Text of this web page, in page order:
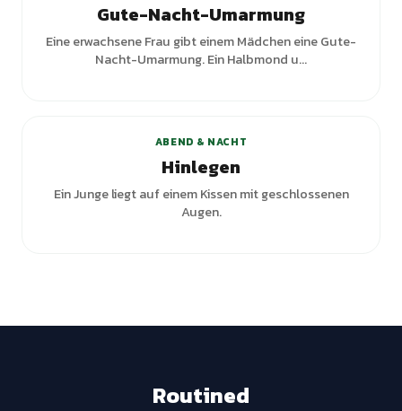
Gute-Nacht-Umarmung
Eine erwachsene Frau gibt einem Mädchen eine Gute-
Nacht-Umarmung. Ein Halbmond u...
ABEND & NACHT
Hinlegen
Ein Junge liegt auf einem Kissen mit geschlossenen
Augen.
Routined